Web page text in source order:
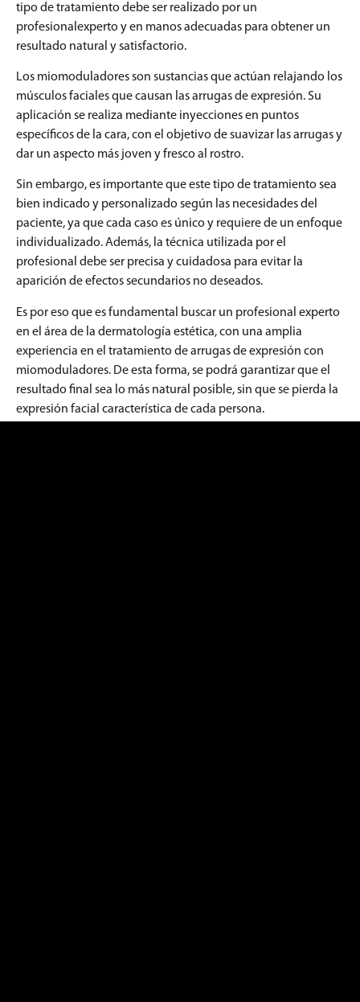
tipo de tratamiento debe ser realizado por un
profesionalexperto y en manos adecuadas para obtener un
resultado natural y satisfactorio.
Los miomoduladores son sustancias que actúan relajando los
músculos faciales que causan las arrugas de expresión. Su
aplicación se realiza mediante inyecciones en puntos
específicos de la cara, con el objetivo de suavizar las arrugas y
dar un aspecto más joven y fresco al rostro.
Sin embargo, es importante que este tipo de tratamiento sea
bien indicado y personalizado según las necesidades del
paciente, ya que cada caso es único y requiere de un enfoque
individualizado. Además, la técnica utilizada por el
profesional debe ser precisa y cuidadosa para evitar la
aparición de efectos secundarios no deseados.
Es por eso que es fundamental buscar un profesional experto
en el área de la dermatología estética, con una amplia
experiencia en el tratamiento de arrugas de expresión con
miomoduladores. De esta forma, se podrá garantizar que el
resultado final sea lo más natural posible, sin que se pierda la
expresión facial característica de cada persona.